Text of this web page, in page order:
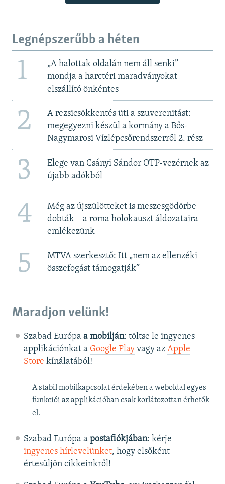
Legnépszerűbb a héten
1
„A halottak oldalán nem áll senki” –
mondja a harctéri maradványokat
elszállító önkéntes
2
A rezsicsökkentés üti a szuverenitást:
megegyezni készül a kormány a Bős-
Nagymarosi Vízlépcsőrendszerről 2. rész
3
Elege van Csányi Sándor OTP-vezérnek az
újabb adókból
4
Még az újszülötteket is meszesgödörbe
dobták – a roma holokauszt áldozataira
emlékezünk
5
MTVA szerkesztő: Itt „nem az ellenzéki
összefogást támogatják”
Maradjon velünk!
Szabad Európa a mobilján: töltse le ingyenes
applikációnkat a Google Playvagy az Apple
Store kínálatából!
A stabil mobilkapcsolat érdekében a weboldal egyes
funkciói az applikációban csak korlátozottan érhetők
el.
Szabad Európa a postafiókjában: kérje
ingyenes hírlevelünket, hogy elsőként
értesüljön cikkeinkről!